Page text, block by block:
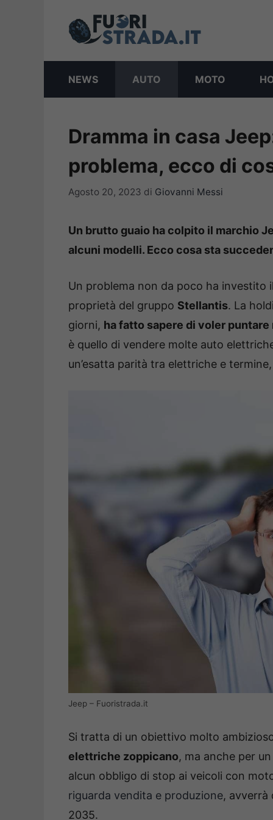
NEWS AUTO MOTO
Dramma in casa
problema, ecco di
Agosto 20, 2023 di Giovanni Messi
Un brutto guaio ha colpito il marchio
alcuni modelli. Ecco cosa sta
Un problema non da poco ha investito
proprietà del gruppo Stellantis. La
giorni, ha fatto sapere di voler
è quello di vendere molte auto
un’esatta parità tra elettriche e
Jeep – Fuoristrada.it
Si tratta di un obiettivo molto
elettriche zoppicano, ma anche per
alcun obbligo di stop ai veicoli con
riguarda vendita e produzione, avverrà
2035.